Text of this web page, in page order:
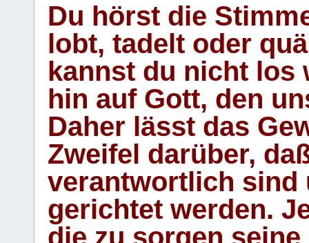
Du hörst die
lobt, tadelt oder
kannst du nicht los
hin auf Gott, den
Daher lässt das
Zweifel darüber,
verantwortlich sind
gerichtet werden.
die zu sorgen